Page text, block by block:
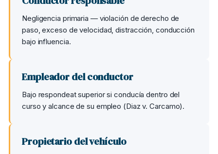
Negligencia primaria — violación de derecho de
paso, exceso de velocidad, distracción, conducción
bajo influencia.
Empleador del conductor
Bajo respondeat superior si conducía dentro del
curso y alcance de su empleo (Diaz v. Carcamo).
Propietario del vehículo